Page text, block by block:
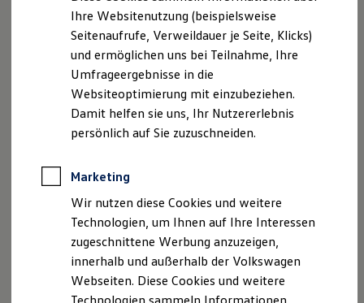
Direktkunden
Sonderfahrzeuge
Anpfiff zum Gewinn
Elektromobilität
Elektroautos
ID. Tutorials
Elektrofahrzeugkonzepte
ID. EVERY1
Reichweite
Rekuperation
Laden unterwegs
Laden Zuhause
Ladestationen finden
Ladezeitensimulator
Batterie
Sicherheit
Parkassistenzsysteme
Assistenzsysteme für mehr Sicherheit
Assistenzsysteme für bessere Sicht
Fahrassistenzsyste
me im Detail.
, 1 von 3 , 2 von 3 , 3 von 3
ID.7 Tourer
automatische Distanzregelung ACC
kann Sie dabei
unterstützen, die zuvor eingestellte
Höchstgeschwindigkeit
und den Abstand
zum
vorausfahrenden Fahrzeug einzuhalten.
Ihre Websitenutzung (beispielsweise
Seitenaufrufe, Verweildauer je Seite, Klicks)
und ermöglichen uns bei Teilnahme, Ihre
Umfrageergebnisse in die
Websiteoptimierung mit einzubeziehen.
Damit helfen sie uns, Ihr Nutzererlebnis
persönlich auf Sie zuzuschneiden.
Marketing
Wir nutzen diese Cookies und weitere
Technologien, um Ihnen auf Ihre Interessen
zugeschnittene Werbung anzuzeigen,
innerhalb und außerhalb der Volkswagen
Webseiten. Diese Cookies und weitere
Technologien sammeln Informationen